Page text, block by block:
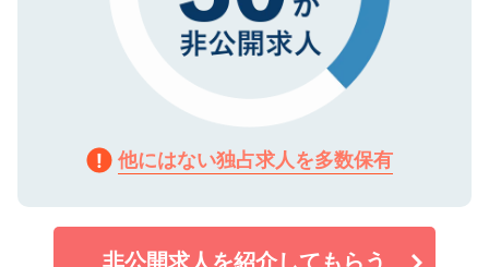
他にはない独占求人を多数保有
非公開求人を紹介してもらう